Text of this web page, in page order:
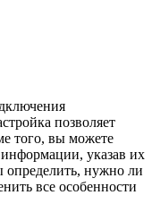
позволяет
того, вы можете
указав их
определить, нужно ли
все особенности